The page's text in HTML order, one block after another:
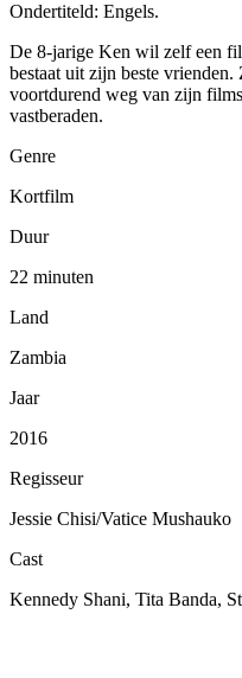
Ondertiteld: Engels.
De 8-jarige Ken wil zelf een
bestaat uit zijn beste
voortdurend weg van zijn
vastberaden.
Genre
Kortfilm
Duur
22 minuten
Land
Zambia
Jaar
2016
Regisseur
Jessie Chisi/Vatice Mushauko
Cast
Kennedy Shani, Tita Banda,